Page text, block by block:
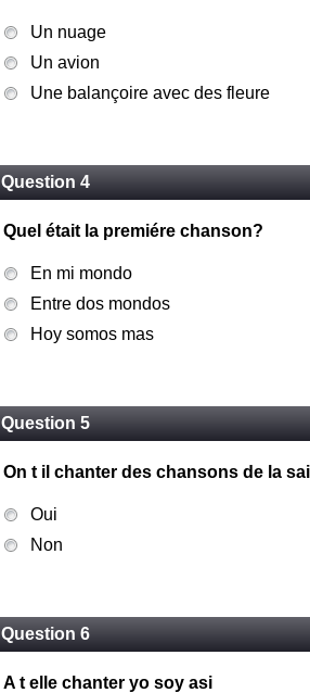
Un nuage
Un avion
Une balançoire avec des fleure
Question 4
Quel était la premiére chanson?
En mi mondo
Entre dos mondos
Hoy somos mas
Question 5
On t il chanter des chansons de la
Oui
Non
Question 6
A t elle chanter yo soy asi